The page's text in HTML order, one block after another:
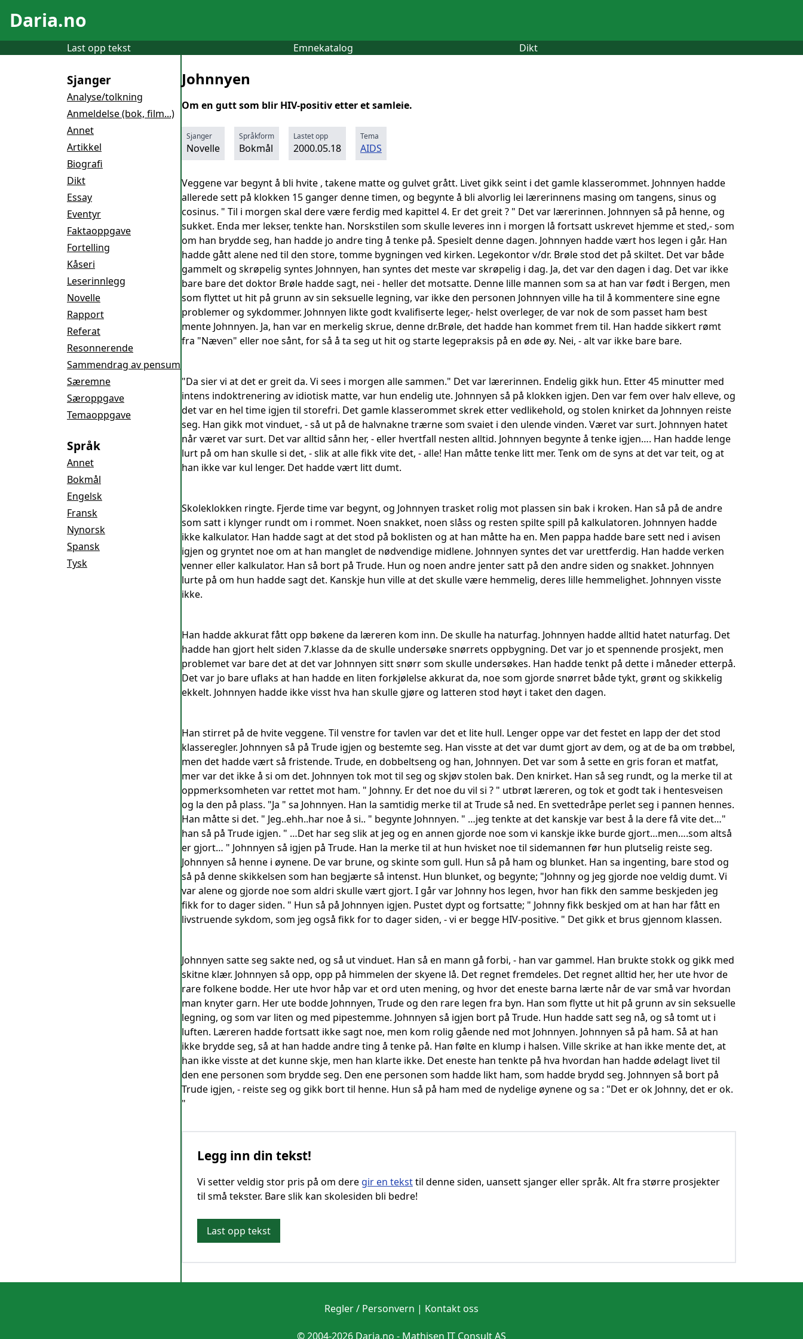
Daria.no
Last opp tekst Emnekatalog Dikt
Sjanger
Analyse/tolkning
Anmeldelse (bok, film...)
Annet
Artikkel
Biografi
Dikt
Essay
Eventyr
Faktaoppgave
Fortelling
Kåseri
Leserinnlegg
Novelle
Rapport
Referat
Resonnerende
Sammendrag av pensum
Særemne
Særoppgave
Temaoppgave
Språk
Annet
Bokmål
Engelsk
Fransk
Nynorsk
Spansk
Tysk
Johnnyen
Om en gutt som blir HIV-positiv etter et samleie.
Sjanger
Novelle
Språkform
Bokmål
Lastet opp
2000.05.18
Tema
AIDS
Veggene var begynt å bli hvite , takene matte og gulvet grått. Livet gikk seint i det gamle klasserommet. Johnnyen hadde
allerede sett på klokken 15 ganger denne timen, og begynte å bli alvorlig lei lærerinnens masing om tangens, sinus og
cosinus. " Til i morgen skal dere være ferdig med kapittel 4. Er det greit ? " Det var lærerinnen. Johnnyen så på henne, og
sukket. Enda mer lekser, tenkte han. Norskstilen som skulle leveres inn i morgen lå fortsatt uskrevet hjemme et sted,- som
om han brydde seg, han hadde jo andre ting å tenke på. Spesielt denne dagen. Johnnyen hadde vært hos legen i går. Han
hadde gått alene ned til den store, tomme bygningen ved kirken. Legekontor v/dr. Brøle stod det på skiltet. Det var både
gammelt og skrøpelig syntes Johnnyen, han syntes det meste var skrøpelig i dag. Ja, det var den dagen i dag. Det var ikke
bare bare det doktor Brøle hadde sagt, nei - heller det motsatte. Denne lille mannen som sa at han var født i Bergen, men
som flyttet ut hit på grunn av sin seksuelle legning, var ikke den personen Johnnyen ville ha til å kommentere sine egne
problemer og sykdommer. Johnnyen likte godt kvalifiserte leger,- helst overleger, de var nok de som passet ham best
mente Johnnyen. Ja, han var en merkelig skrue, denne dr.Brøle, det hadde han kommet frem til. Han hadde sikkert rømt
fra "Næven" eller noe sånt, for så å ta seg ut hit og starte legepraksis på en øde øy. Nei, - alt var ikke bare bare.
"Da sier vi at det er greit da. Vi sees i morgen alle sammen." Det var lærerinnen. Endelig gikk hun. Etter 45 minutter med
intens indoktrenering av idiotisk matte, var hun endelig ute. Johnnyen så på klokken igjen. Den var fem over halv elleve, og
det var en hel time igjen til storefri. Det gamle klasserommet skrek etter vedlikehold, og stolen knirket da Johnnyen reiste
seg. Han gikk mot vinduet, - så ut på de halvnakne trærne som svaiet i den ulende vinden. Været var surt. Johnnyen hatet
når været var surt. Det var alltid sånn her, - eller hvertfall nesten alltid. Johnnyen begynte å tenke igjen…. Han hadde lenge
lurt på om han skulle si det, - slik at alle fikk vite det, - alle! Han måtte tenke litt mer. Tenk om de syns at det var teit, og at
han ikke var kul lenger. Det hadde vært litt dumt.
Skoleklokken ringte. Fjerde time var begynt, og Johnnyen trasket rolig mot plassen sin bak i kroken. Han så på de andre
som satt i klynger rundt om i rommet. Noen snakket, noen slåss og resten spilte spill på kalkulatoren. Johnnyen hadde
ikke kalkulator. Han hadde sagt at det stod på boklisten og at han måtte ha en. Men pappa hadde bare sett ned i avisen
igjen og gryntet noe om at han manglet de nødvendige midlene. Johnnyen syntes det var urettferdig. Han hadde verken
venner eller kalkulator. Han så bort på Trude. Hun og noen andre jenter satt på den andre siden og snakket. Johnnyen
lurte på om hun hadde sagt det. Kanskje hun ville at det skulle være hemmelig, deres lille hemmelighet. Johnnyen visste
ikke.
Han hadde akkurat fått opp bøkene da læreren kom inn. De skulle ha naturfag. Johnnyen hadde alltid hatet naturfag. Det
hadde han gjort helt siden 7.klasse da de skulle undersøke snørrets oppbygning. Det var jo et spennende prosjekt, men
problemet var bare det at det var Johnnyen sitt snørr som skulle undersøkes. Han hadde tenkt på dette i måneder etterpå.
Det var jo bare uflaks at han hadde en liten forkjølelse akkurat da, noe som gjorde snørret både tykt, grønt og skikkelig
ekkelt. Johnnyen hadde ikke visst hva han skulle gjøre og latteren stod høyt i taket den dagen.
Han stirret på de hvite veggene. Til venstre for tavlen var det et lite hull. Lenger oppe var det festet en lapp der det stod
klasseregler. Johnnyen så på Trude igjen og bestemte seg. Han visste at det var dumt gjort av dem, og at de ba om trøbbel,
men det hadde vært så fristende. Trude, en dobbeltseng og han, Johnnyen. Det var som å sette en gris foran et matfat,
mer var det ikke å si om det. Johnnyen tok mot til seg og skjøv stolen bak. Den knirket. Han så seg rundt, og la merke til at
oppmerksomheten var rettet mot ham. " Johnny. Er det noe du vil si ? " utbrøt læreren, og tok et godt tak i hentesveisen
og la den på plass. "Ja " sa Johnnyen. Han la samtidig merke til at Trude så ned. En svettedråpe perlet seg i pannen hennes.
Han måtte si det. " Jeg..ehh..har noe å si.. " begynte Johnnyen. " …jeg tenkte at det kanskje var best å la dere få vite det…"
han så på Trude igjen. " …Det har seg slik at jeg og en annen gjorde noe som vi kanskje ikke burde gjort…men….som altså
er gjort… " Johnnyen så igjen på Trude. Han la merke til at hun hvisket noe til sidemannen før hun plutselig reiste seg.
Johnnyen så henne i øynene. De var brune, og skinte som gull. Hun så på ham og blunket. Han sa ingenting, bare stod og
så på denne skikkelsen som han begjærte så intenst. Hun blunket, og begynte; "Johnny og jeg gjorde noe veldig dumt. Vi
var alene og gjorde noe som aldri skulle vært gjort. I går var Johnny hos legen, hvor han fikk den samme beskjeden jeg
fikk for to dager siden. " Hun så på Johnnyen igjen. Pustet dypt og fortsatte; " Johnny fikk beskjed om at han har fått en
livstruende sykdom, som jeg også fikk for to dager siden, - vi er begge HIV-positive. " Det gikk et brus gjennom klassen.
Johnnyen satte seg sakte ned, og så ut vinduet. Han så en mann gå forbi, - han var gammel. Han brukte stokk og gikk med
skitne klær. Johnnyen så opp, opp på himmelen der skyene lå. Det regnet fremdeles. Det regnet alltid her, her ute hvor de
rare folkene bodde. Her ute hvor håp var et ord uten mening, og hvor det eneste barna lærte når de var små var hvordan
man knyter garn. Her ute bodde Johnnyen, Trude og den rare legen fra byn. Han som flytte ut hit på grunn av sin seksuelle
legning, og som var liten og med pipestemme. Johnnyen så igjen bort på Trude. Hun hadde satt seg nå, og så tomt ut i
luften. Læreren hadde fortsatt ikke sagt noe, men kom rolig gående ned mot Johnnyen. Johnnyen så på ham. Så at han
ikke brydde seg, så at han hadde andre ting å tenke på. Han følte en klump i halsen. Ville skrike at han ikke mente det, at
han ikke visste at det kunne skje, men han klarte ikke. Det eneste han tenkte på hva hvordan han hadde ødelagt livet til
den ene personen som brydde seg. Den ene personen som hadde likt ham, som hadde brydd seg. Johnnyen så bort på
Trude igjen, - reiste seg og gikk bort til henne. Hun så på ham med de nydelige øynene og sa : "Det er ok Johnny, det er ok.
"
Legg inn din tekst!
Vi setter veldig stor pris på om dere gir en teksttil denne siden, uansett sjanger eller språk. Alt fra større prosjekter
til små tekster. Bare slik kan skolesiden bli bedre!
Last opp tekst
Regler / Personvern | Kontakt oss
© 2004-2026 Daria.no - Mathisen IT Consult AS